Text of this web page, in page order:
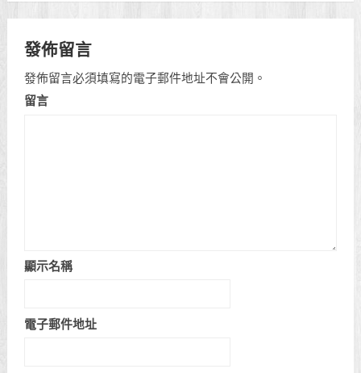
發佈留言
發佈留言必須填寫的電子郵件地址不會公開。
留言
顯示名稱
電子郵件地址